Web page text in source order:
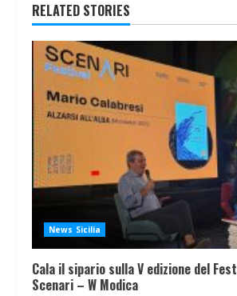
RELATED STORIES
News Sicilia
Cala il sipario sulla V edizione del
Scenari – W Modica